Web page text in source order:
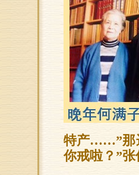
特产……”那
你戒啦？”